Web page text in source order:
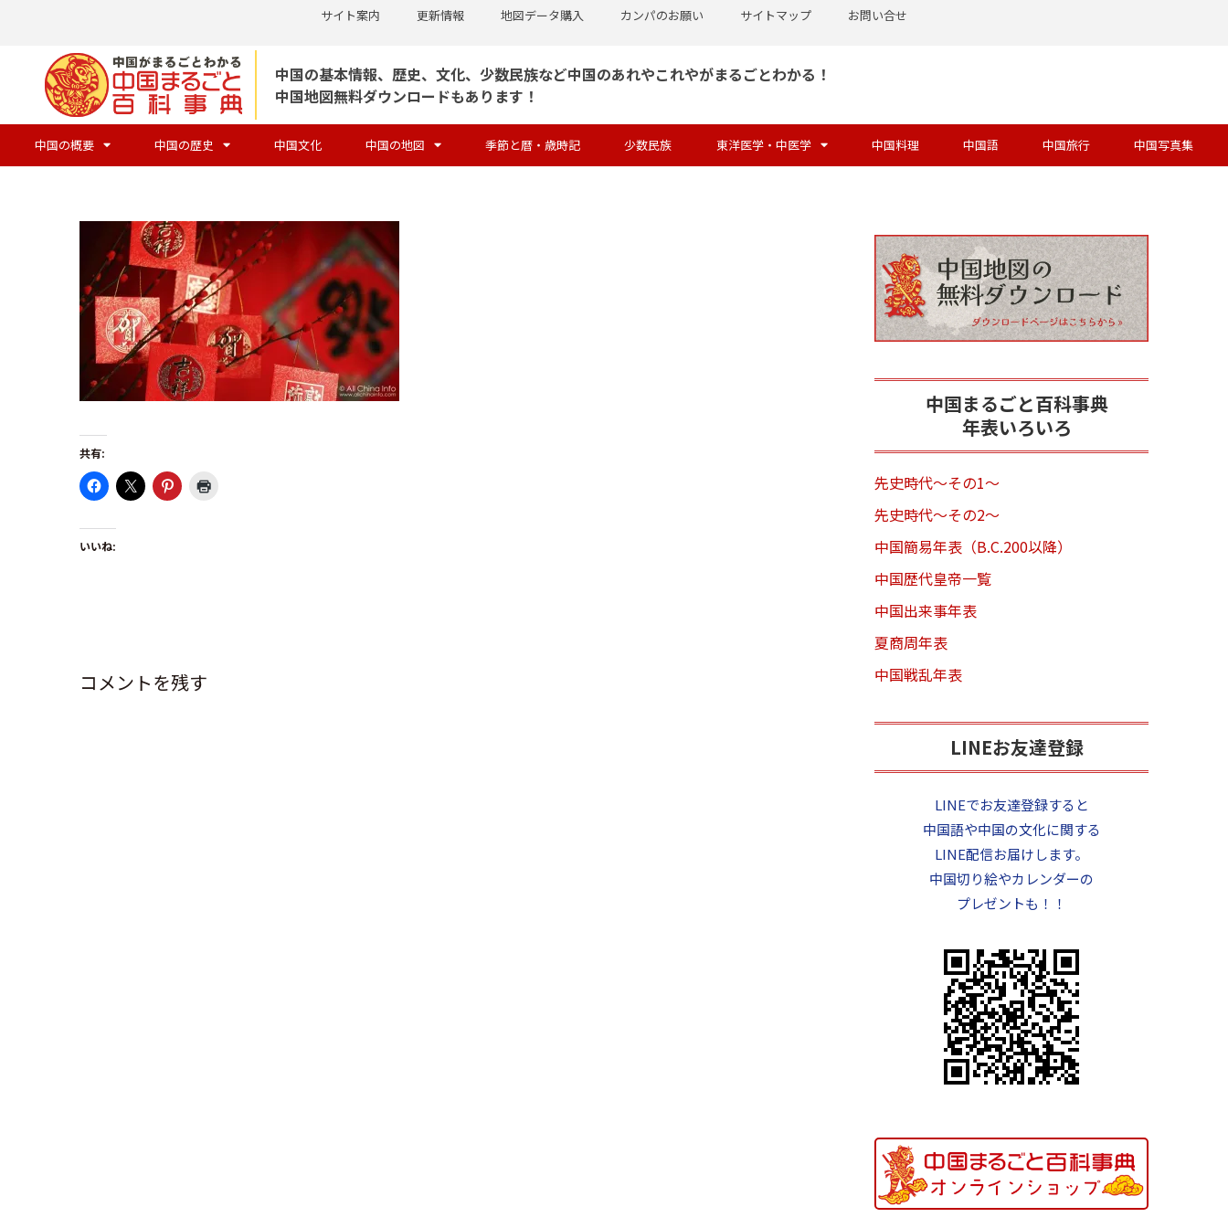
ン
サイト案内 更新情報 地図データ購入 カンパのお願い サイトマップ お問い合せ
中国の基本情報、歴史、文化、少数民族など中国のあれやこれやがまるごとわかる！
中国地図無料ダウンロードもあります！
中国の概要 中国の歴史 中国文化 中国の地図 季節と暦・歳時記 少数民族 東洋医学・中医学 中国料理 中国語 中国旅行 中国写真集
共有:
いいね:
コメントを残す
中国まるごと百科事典
年表いろいろ
先史時代～その1～
先史時代～その2～
中国簡易年表（B.C.200以降）
中国歴代皇帝一覧
中国出来事年表
夏商周年表
中国戦乱年表
LINEお友達登録
LINEでお友達登録すると
中国語や中国の文化に関する
LINE配信お届けします。
中国切り絵やカレンダーの
プレゼントも！！